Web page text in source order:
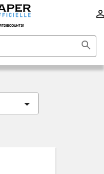

